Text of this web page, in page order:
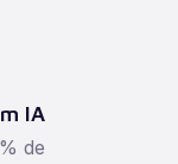
IA
de